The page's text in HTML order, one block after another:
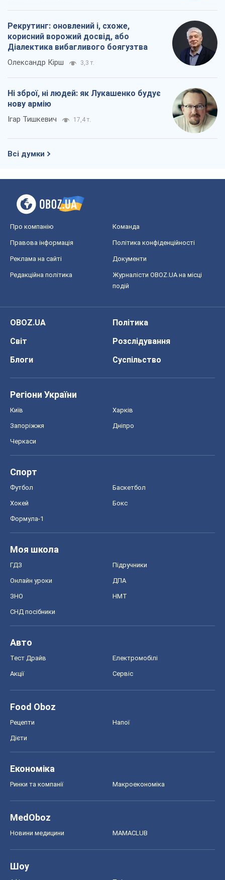
Рекрутинг: оновлений і, схоже,
корисний ворожий досвід, або
Діалектика вибагливого боягузтва
Олександр Кірш 3,3 т.
Ні зброї, ні людей: як Лукашенко будує
нову армію
Ігар Тишкевич 17,4 т.
Всі думки
Про компанію Команда
Правова інформація Політика конфіденційності
Реклама на сайті Документи
Редакційна політика
Журналісти OBOZ.UA на місці
подій
OBOZ.UA
Політика
Світ
Розслідування
Блоги
Суспільство
Регіони України
Київ Харків
Запоріжжя Дніпро
Черкаси
Спорт
Футбол Баскетбол
Хокей Бокс
Формула-1
Моя школа
ГДЗ Підручники
Онлайн уроки ДПА
ЗНО НМТ
СНД посібники
Авто
Тест Драйв Електромобілі
Акції Сервіс
Food Oboz
Рецепти Напої
Дієти
Економіка
Ринки та компанії Макроекономіка
MedOboz
Новини медицини MAMACLUB
Шоу